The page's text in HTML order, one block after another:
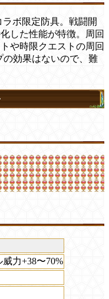
ボ限定防具。戦闘開
した性能が特徴。周回
や時限クエストの周回
の効果はないので、難
力+38〜70%